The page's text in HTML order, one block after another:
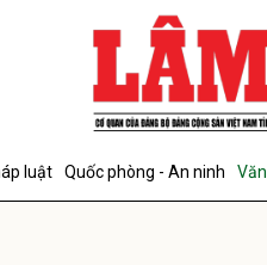
luật Quốc phòng - An ninh
bình luận